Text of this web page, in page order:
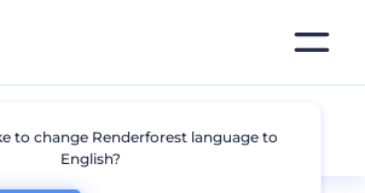
to change Renderforest language to
English?